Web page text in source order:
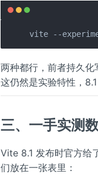
vite --
两种都行，前者持久
这仍然是实验特性，
三、一手实测
Vite 8.1 发布时官方给
们放在一张表里：